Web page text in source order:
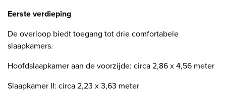
Eerste verdieping
De overloop biedt toegang tot drie comfortabele
slaapkamers.
Hoofdslaapkamer aan de voorzijde: circa 2,86 x 4,56 meter
Slaapkamer II: circa 2,23 x 3,63 meter